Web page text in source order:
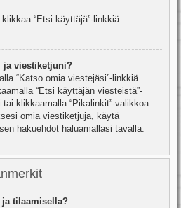
“Etsi käyttäjä”-linkkiä.
ja viestiketjuni?
“Katso omia viestejäsi”-linkkiä
“Etsi käyttäjän viesteistä”-
klikkaamalla “Pikalinkit”-valikkoa
omia viestiketjuja, käytä
hakuehdot haluamallasi tavalla.
tilaamisella?